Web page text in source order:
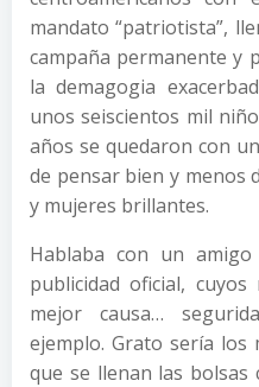
mandato “patriotista”,
campaña permanente y
la demagogia
unos seiscientos mil
años se quedaron con
de pensar bien y menos
y mujeres brillantes.
Hablaba con un
publicidad oficial,
mejor causa…
ejemplo. Grato sería los
que se llenan las